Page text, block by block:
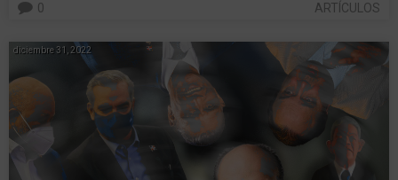
ARTÍCULOS
0
diciembre 31, 2022